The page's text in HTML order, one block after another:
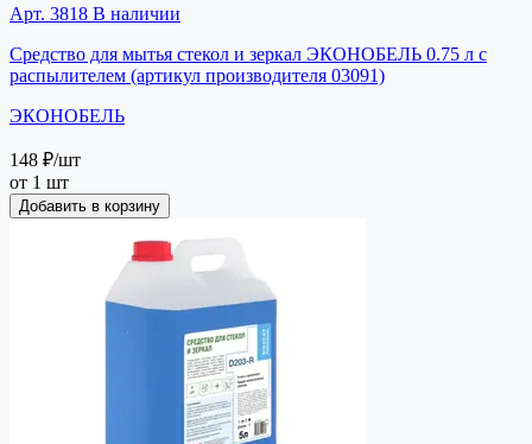
Арт. 3818 В наличии
Средство для мытья стекол и зеркал ЭКОНОБЕЛЬ 0.75 л с
распылителем (артикул производителя 03091)
ЭКОНОБЕЛЬ
148 ₽/шт
от 1 шт
Добавить в корзину